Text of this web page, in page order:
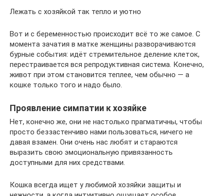
Лежать с хозяйкой так тепло и уютно
Вот и с беременностью происходит всё то же самое. С
момента зачатия в матке женщины разворачиваются
бурные события: идёт стремительное деление клеток,
перестраивается вся репродуктивная система. Конечно,
живот при этом становится теплее, чем обычно — а
кошке только того и надо было.
Проявление симпатии к хозяйке
Нет, конечно же, они не настолько прагматичны, чтобы
просто беззастенчиво нами пользоваться, ничего не
давая взамен. Они очень нас любят и стараются
выразить свою эмоциональную привязанность
доступными для них средствами.
Кошка всегда ищет у любимой хозяйки защиты и